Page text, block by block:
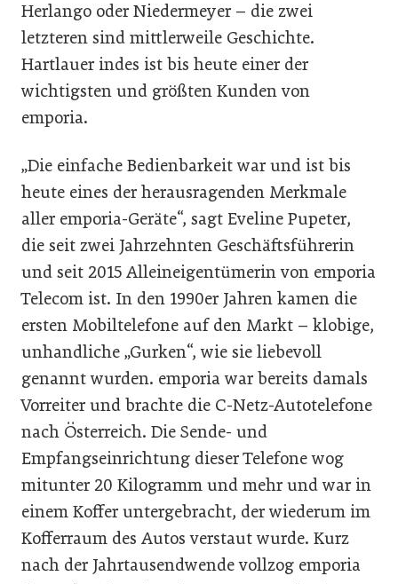
Herlango oder Niedermeyer – die zwei
letzteren sind mittlerweile Geschichte.
Hartlauer indes ist bis heute einer der
wichtigsten und größten Kunden von
emporia.
„Die einfache Bedienbarkeit war und ist bis
heute eines der herausragenden Merkmale
aller emporia-Geräte“, sagt Eveline Pupeter,
die seit zwei Jahrzehnten Geschäftsführerin
und seit 2015 Alleineigentümerin von emporia
Telecom ist. In den 1990er Jahren kamen die
ersten Mobiltelefone auf den Markt – klobige,
unhandliche „Gurken“, wie sie liebevoll
genannt wurden. emporia war bereits damals
Vorreiter und brachte die C-Netz-Autotelefone
nach Österreich. Die Sende- und
Empfangseinrichtung dieser Telefone wog
mitunter 20 Kilogramm und mehr und war in
einem Koffer untergebracht, der wiederum im
Kofferraum des Autos verstaut wurde. Kurz
nach der Jahrtausendwende vollzog emporia